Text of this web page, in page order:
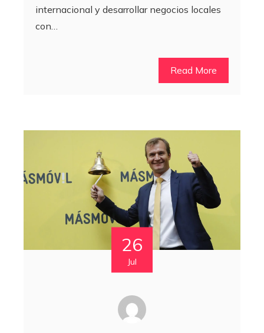
internacional y desarrollar negocios locales
con…
Read More
26
Jul